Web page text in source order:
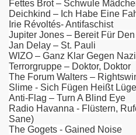
Fettes Brot – Schwule
Deichkind – Ich Habe Eine
Irie Révoltés- Antifaschist
Jupiter Jones – Bereit Für Den
Jan Delay – St. Pauli
WIZO – Ganz Klar Gegen
Terrorgruppe – Doktor, Doktor
The Forum Walters –
Slime - Sich Fügen Heißt
Anti-Flag – Turn A Blind Eye
Radio Havanna - Flüstern,
Sane)
The Gogets - Gained Noise